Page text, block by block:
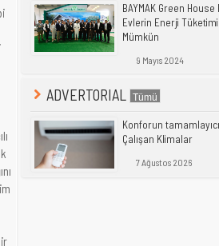
BAYMAK Green
Evlerin Enerji
Mümkün
9 Mayıs 2024
ADVERTORIAL
Konforun
Çalışan Klimalar
7 Ağustos 2026